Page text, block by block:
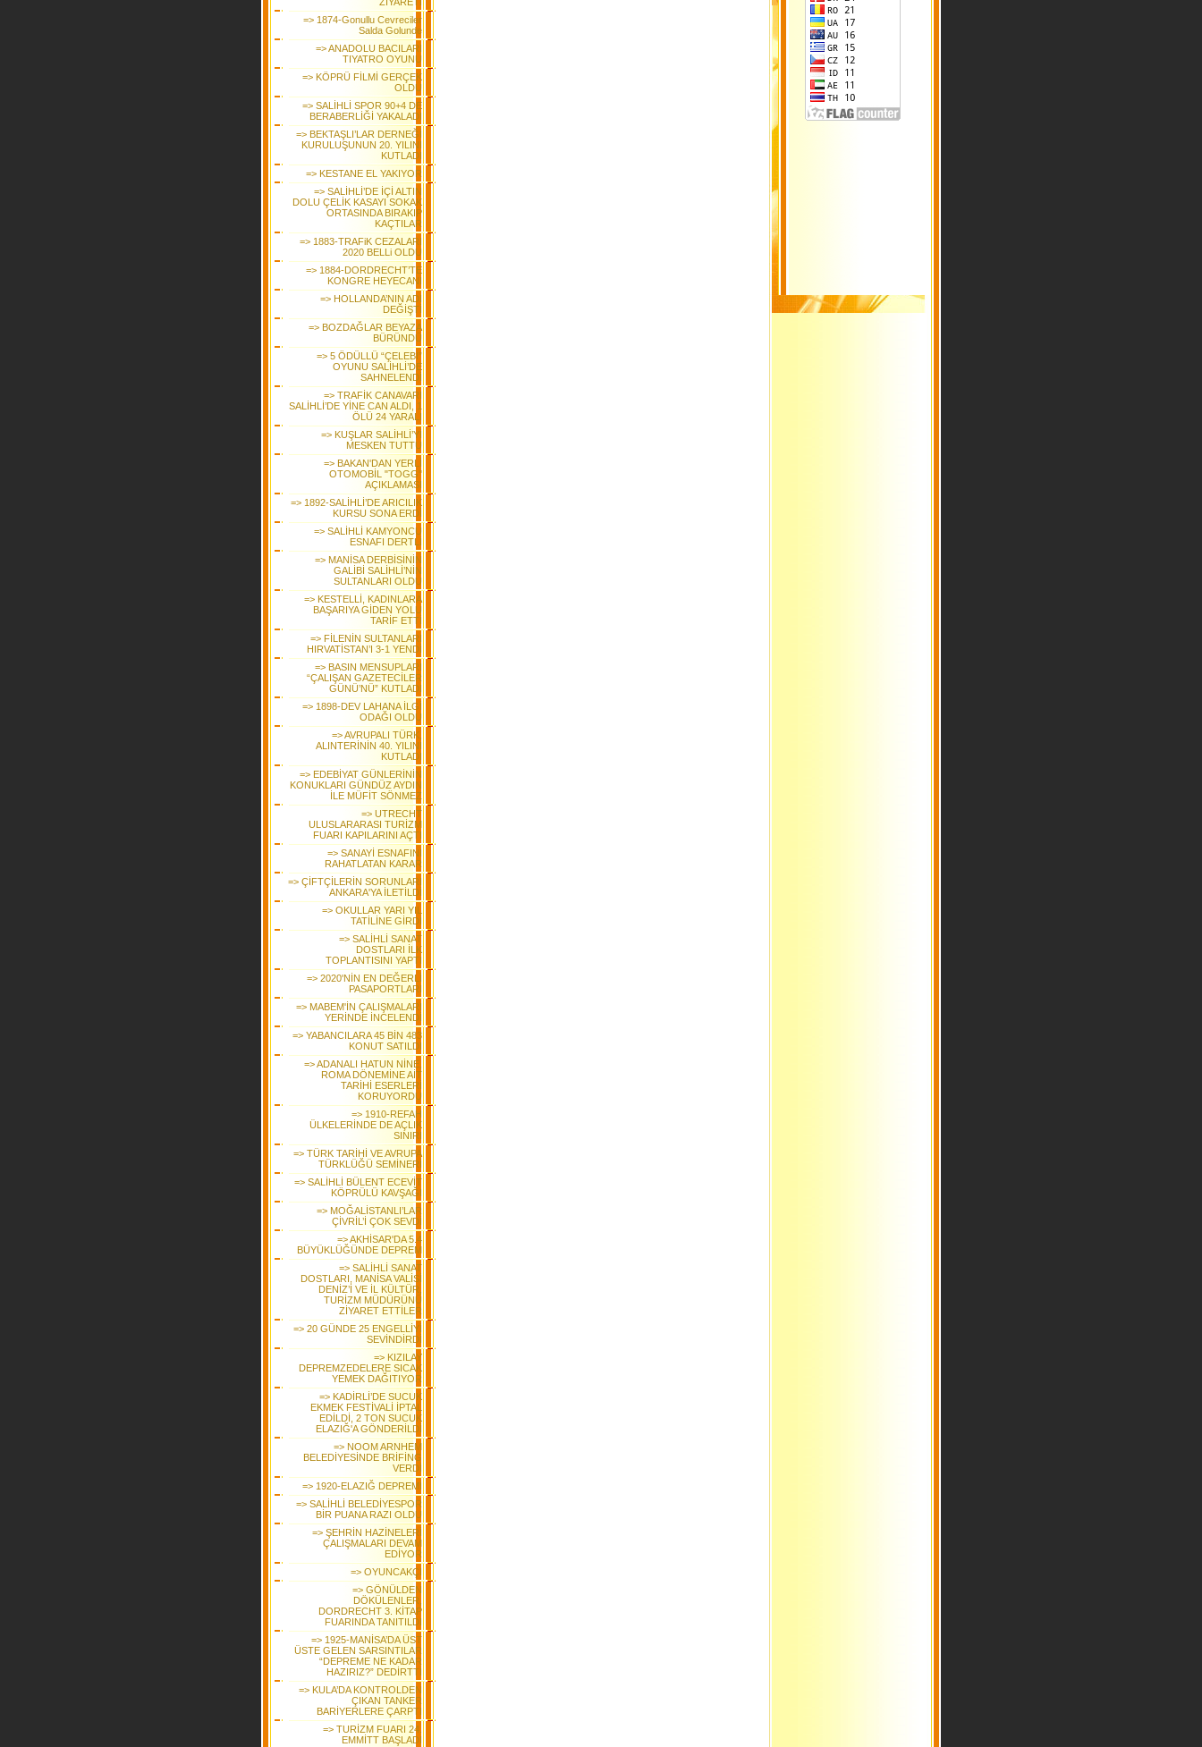
=> 1874-Gonullu Cevreciler
Salda Golunde
=> ANADOLU BACILARI
TIYATRO OYUNU
=> KÖPRÜ FİLMİ GERÇEK
OLDU
=> SALİHLİ SPOR 90+4 DE
BERABERLİĞİ YAKALADI
=> BEKTAŞLI’LAR DERNEĞİ
KURULUŞUNUN 20. YILINI
KUTLADI
=> KESTANE EL YAKIYOR
=> SALİHLİ’DE İÇİ ALTIN
DOLU ÇELİK KASAYI SOKAK
ORTASINDA BIRAKIP
KAÇTILAR
=> 1883-TRAFiK CEZALARI
2020 BELLi OLDU
=> 1884-DORDRECHT’TE
KONGRE HEYECANI
=> HOLLANDA’NIN ADI
DEĞİŞTİ
=> BOZDAĞLAR BEYAZA
BÜRÜNDÜ
=> 5 ÖDÜLLÜ “ÇELEBİ”
OYUNU SALİHLİ’DE
SAHNELENDİ
=> TRAFİK CANAVARI
SALİHLİ’DE YİNE CAN ALDI, 1
ÖLÜ 24 YARALI
=> KUŞLAR SALİHLİ’Yİ
MESKEN TUTTU
=> BAKAN'DAN YERLİ
OTOMOBİL "TOGG"
AÇIKLAMASI
=> 1892-SALİHLİ’DE ARICILIK
KURSU SONA ERDİ
=> SALİHLİ KAMYONCU
ESNAFI DERTLİ
=> MANİSA DERBİSİNİN
GALİBİ SALİHLİ’NİN
SULTANLARI OLDU
=> KESTELLİ, KADINLARA
BAŞARIYA GİDEN YOLU
TARİF ETTİ
=> FİLENİN SULTANLARI
HIRVATİSTAN’I 3-1 YENDİ
=> BASIN MENSUPLARI
“ÇALIŞAN GAZETECİLER
GÜNÜ’NÜ” KUTLADI
=> 1898-DEV LAHANA İLGİ
ODAĞI OLDU
=> AVRUPALI TÜRK,
ALINTERİNİN 40. YILINI
KUTLADI
=> EDEBİYAT GÜNLERİNİN
KONUKLARI GÜNDÜZ AYDIN
İLE MÜFİT SÖNMEZ
=> UTRECHT
ULUSLARARASI TURİZM
FUARI KAPILARINI AÇTI
=> SANAYİ ESNAFINI
RAHATLATAN KARAR
=> ÇİFTÇİLERİN SORUNLARI
ANKARA'YA İLETİLDİ
=> OKULLAR YARI YIL
TATİLİNE GİRDİ
=> SALİHLİ SANAT
DOSTLARI İLK
TOPLANTISINI YAPTI
=> 2020'NİN EN DEĞERLİ
PASAPORTLARI
=> MABEM'İN ÇALIŞMALARI
YERİNDE İNCELENDİ
=> YABANCILARA 45 BİN 483
KONUT SATILDI
=> ADANALI HATUN NİNE,
ROMA DÖNEMİNE AİT
TARİHİ ESERLERİ
KORUYORDU
=> 1910-REFAH
ÜLKELERİNDE DE AÇLIK
SINIRI
=> TÜRK TARİHİ VE AVRUPA
TÜRKLÜĞÜ SEMİNERİ
=> SALİHLİ BÜLENT ECEVİT
KÖPRÜLÜ KAVŞAĞI
=> MOĞALİSTANLI’LAR
ÇİVRİL’İ ÇOK SEVDİ
=> AKHİSAR'DA 5.4
BÜYÜKLÜĞÜNDE DEPREM
=> SALİHLİ SANAT
DOSTLARI, MANİSA VALİSİ
DENİZ’İ VE İL KÜLTÜR,
TURİZM MÜDÜRÜNÜ
ZİYARET ETTİLER
=> 20 GÜNDE 25 ENGELLİYİ
SEVİNDİRDİ
=> KIZILAY
DEPREMZEDELERE SICAK
YEMEK DAĞITIYOR
=> KADİRLİ’DE SUCUK
EKMEK FESTİVALİ İPTAL
EDİLDİ, 2 TON SUCUK
ELAZIĞ'A GÖNDERİLDİ
=> NOOM ARNHEM
BELEDİYESİNDE BRİFİNG
VERDİ
=> 1920-ELAZIĞ DEPREMİ
=> SALİHLİ BELEDİYESPOR
BİR PUANA RAZI OLDU
=> ŞEHRİN HAZİNELERİ
ÇALIŞMALARI DEVAM
EDİYOR
=> OYUNCAKÇI
=> GÖNÜLDEN
DÖKÜLENLER,
DORDRECHT 3. KİTAP
FUARINDA TANITILDI
=> 1925-MANİSA’DA ÜST
ÜSTE GELEN SARSINTILAR
“DEPREME NE KADAR
HAZIRIZ?” DEDİRTTİ
=> KULA’DA KONTROLDEN
ÇIKAN TANKER
BARİYERLERE ÇARPTI
=> TURİZM FUARI 24.
EMMİTT BAŞLADI